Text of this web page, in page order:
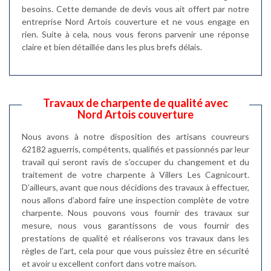
besoins. Cette demande de devis vous ait offert par notre
entreprise Nord Artois couverture et ne vous engage en
rien. Suite à cela, nous vous ferons parvenir une réponse
claire et bien détaillée dans les plus brefs délais.
Travaux de charpente de qualité avec
Nord Artois couverture
Nous avons à notre disposition des artisans couvreurs
62182 aguerris, compétents, qualifiés et passionnés par leur
travail qui seront ravis de s’occuper du changement et du
traitement de votre charpente à Villers Les Cagnicourt.
D’ailleurs, avant que nous décidions des travaux à effectuer,
nous allons d’abord faire une inspection complète de votre
charpente. Nous pouvons vous fournir des travaux sur
mesure, nous vous garantissons de vous fournir des
prestations de qualité et réaliserons vos travaux dans les
règles de l’art, cela pour que vous puissiez être en sécurité
et avoir u excellent confort dans votre maison.